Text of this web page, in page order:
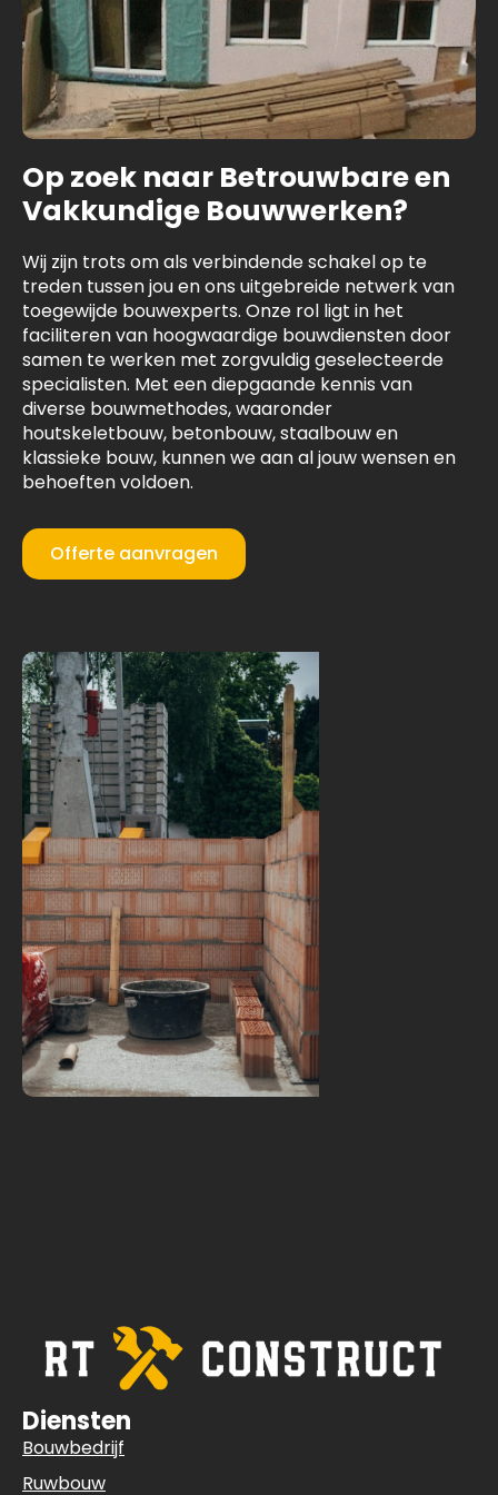
Op zoek naar Betrouwbare en
Vakkundige Bouwwerken?
Wij zijn trots om als verbindende schakel op te
treden tussen jou en ons uitgebreide netwerk van
toegewijde bouwexperts. Onze rol ligt in het
faciliteren van hoogwaardige bouwdiensten door
samen te werken met zorgvuldig geselecteerde
specialisten. Met een diepgaande kennis van
diverse bouwmethodes, waaronder
houtskeletbouw, betonbouw, staalbouw en
klassieke bouw, kunnen we aan al jouw wensen en
behoeften voldoen.
Offerte aanvragen
Diensten
Bouwbedrijf
Ruwbouw